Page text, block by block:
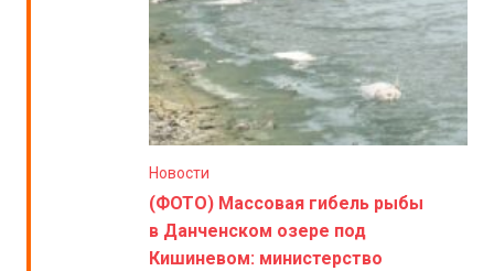
Новости
(ФОТО) Массовая гибель рыбы
в Данченском озере под
Кишиневом: министерство